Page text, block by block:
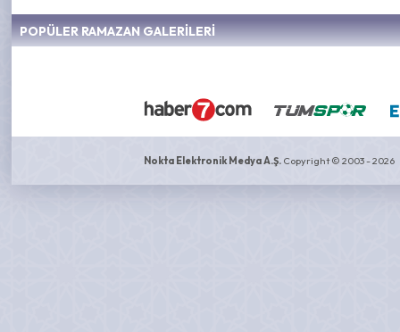
POPÜLER RAMAZAN GALERİLERİ
Nokta Elektronik Medya A.Ş. Copyright © 2003 - 2026